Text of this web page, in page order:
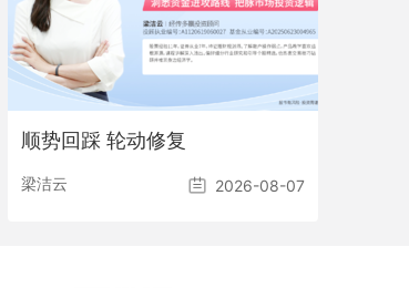
顺势回踩 轮动修复
梁洁云 2026-08-07